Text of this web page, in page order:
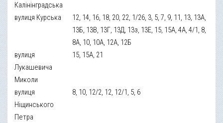
Калінінградська
вулиця Курська
12, 14, 16, 18, 20, 22, 1/26, 3, 5, 7, 9, 11, 13, 13А,
13Б, 13В, 13Г, 13Д, 13з, 13Е, 15, 15А, 4А, 4/1, 8,
8А, 10, 10А, 12А, 12Б
вулиця
Лукашевича
Миколи
15, 15А, 21
вулиця
Ніщинського
Петра
8, 10, 12/2, 12, 12/1, 5, 6